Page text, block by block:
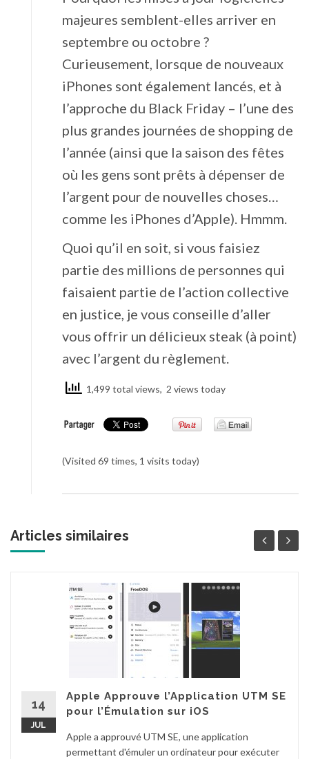
majeures semblent-elles arriver en
septembre ou octobre ?
Curieusement, lorsque de nouveaux
iPhones sont également lancés, et à
l’approche du Black Friday – l’une des
plus grandes journées de shopping de
l’année (ainsi que la saison des fêtes
où les gens sont prêts à dépenser de
l’argent pour de nouvelles choses…
comme les iPhones d’Apple). Hmmm.
Quoi qu’il en soit, si vous faisiez
partie des millions de personnes qui
faisaient partie de l’action collective
en justice, je vous conseille d’aller
vous offrir un délicieux steak (à point)
avec l’argent du règlement.
1,499 total views, 2 views today
(Visited 69 times, 1 visits today)
Articles similaires
14
JUL
Apple Approuve l’Application UTM SE
pour l’Émulation sur iOS
Apple a approuvé UTM SE, une application
permettant d'émuler un ordinateur pour exécuter